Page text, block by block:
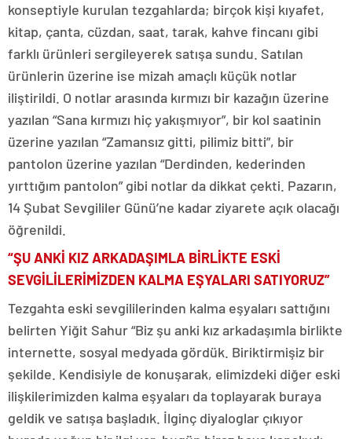
konseptiyle kurulan tezgahlarda; birçok kişi kıyafet,
kitap, çanta, cüzdan, saat, tarak, kahve fincanı gibi
farklı ürünleri sergileyerek satışa sundu. Satılan
ürünlerin üzerine ise mizah amaçlı küçük notlar
iliştirildi. O notlar arasında kırmızı bir kazağın üzerine
yazılan “Sana kırmızı hiç yakışmıyor”, bir kol saatinin
üzerine yazılan “Zamansız gitti, pilimiz bitti”, bir
pantolon üzerine yazılan “Derdinden, kederinden
yırttığım pantolon” gibi notlar da dikkat çekti. Pazarın,
14 Şubat Sevgililer Günü’ne kadar ziyarete açık olacağı
öğrenildi.
“ŞU ANKİ KIZ ARKADAŞIMLA BİRLİKTE ESKİ
SEVGİLİLERİMİZDEN KALMA EŞYALARI SATIYORUZ”
Tezgahta eski sevgililerinden kalma eşyaları sattığını
belirten Yiğit Sahur “Biz şu anki kız arkadaşımla birlikte
internette, sosyal medyada gördük. Biriktirmişiz bir
şekilde. Kendisiyle de konuşarak, elimizdeki diğer eski
ilişkilerimizden kalma eşyaları da toplayarak buraya
geldik ve satışa başladık. İlginç diyaloglar çıkıyor